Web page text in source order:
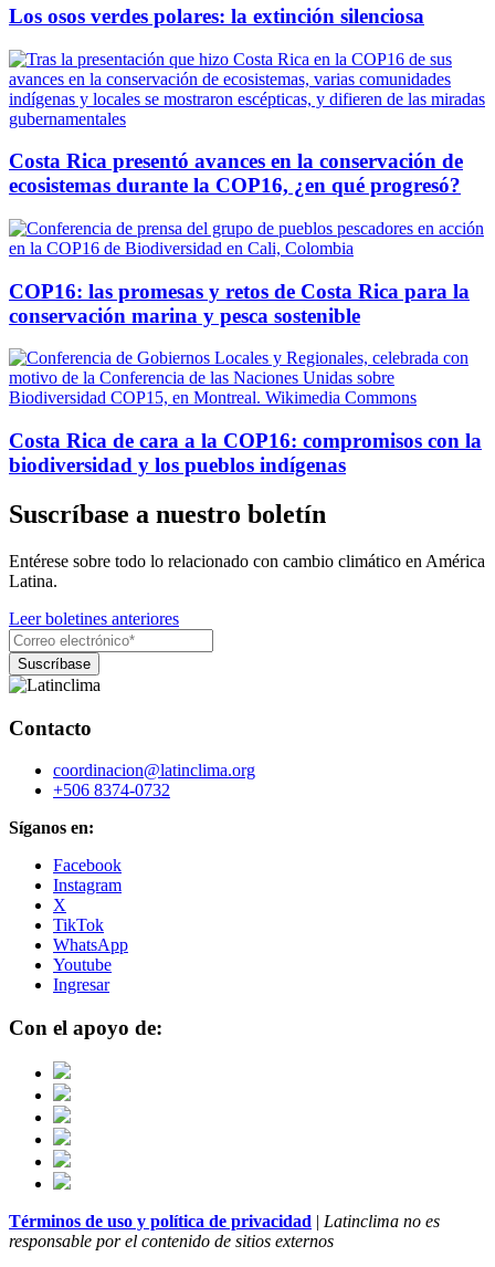
Los osos verdes polares: la extinción silenciosa
Costa Rica presentó avances en la conservación de
ecosistemas durante la COP16, ¿en qué progresó?
COP16: las promesas y retos de Costa Rica para la
conservación marina y pesca sostenible
Costa Rica de cara a la COP16: compromisos con la
biodiversidad y los pueblos indígenas
Suscríbase a nuestro boletín
Entérese sobre todo lo relacionado con cambio climático en América
Latina.
Leer boletines anteriores
Contacto
coordinacion@latinclima.org
+506 8374-0732
Síganos en:
Facebook
Instagram
X
TikTok
WhatsApp
Youtube
Ingresar
Con el apoyo de:
Términos de uso y política de privacidad | Latinclima no es
responsable por el contenido de sitios externos